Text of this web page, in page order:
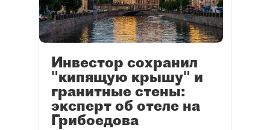
Инвестор сохранил
"кипящую крышу" и
гранитные стены:
эксперт об отеле на
Грибоедова